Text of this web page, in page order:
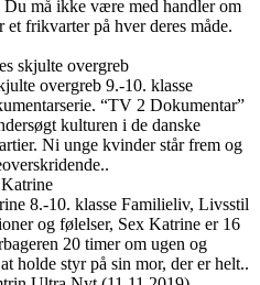
må ikke være med handler om
et frikvarter på hver deres måde.
skjulte overgreb
overgreb 9.-10. klasse
“TV 2 Dokumentar”
kulturen i de danske
Ni unge kvinder står frem og
8.-10. klasse Familieliv, Livsstil
og følelser, Sex Katrine er 16
20 timer om ugen og
holde styr på sin mor, der er helt..